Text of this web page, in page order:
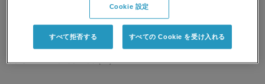
演者：日清食品ホールディングス株式会社 伊藤 美奈 様
株式会社エービー・サイエックス テクニカルマーケ
ティング 建田 潮
Cookie 設定
すべて拒否する すべての Cookie を受け入れる